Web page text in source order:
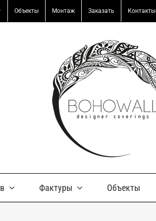
Объекты Монтаж Заказать Контакты
Фактуры Объекты